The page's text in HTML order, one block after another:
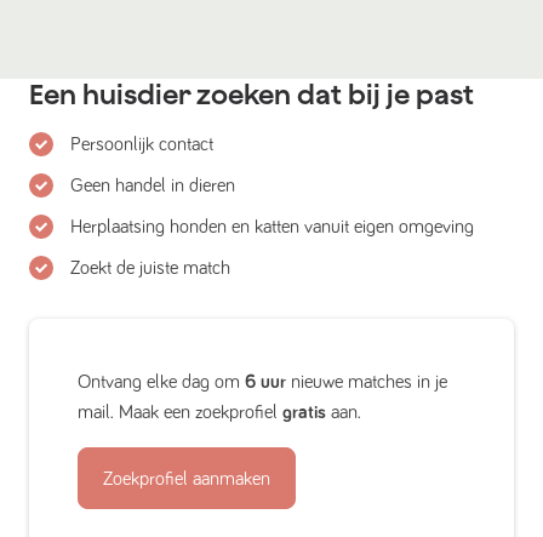
Een huisdier zoeken dat bij je past
Persoonlijk contact
Geen handel in dieren
Herplaatsing honden en katten vanuit eigen omgeving
Zoekt de juiste match
Ontvang elke dag om 6 uur nieuwe matches in je
mail. Maak een zoekprofiel gratis aan.
Zoekprofiel aanmaken